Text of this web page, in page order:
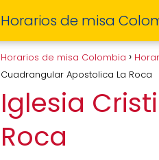
Horarios de misa
Horarios de misa Colombia
Cuadrangular Apostolica La Roca
Iglesia
Roca